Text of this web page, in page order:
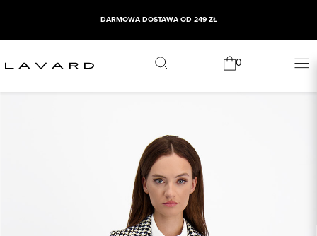
WYPRZEDAŻ SEZONOWA
DARMOWA DOSTAWA OD 249 ZŁ
0